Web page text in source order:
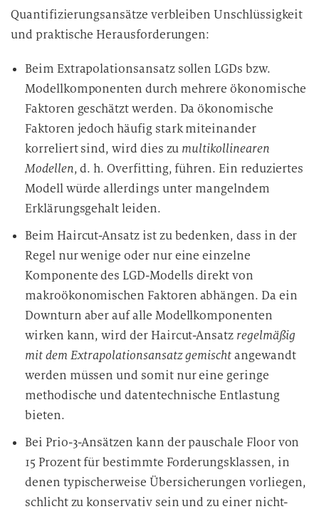
Quantifizierungsansätze verbleiben Unschlüssigkeit
und praktische Herausforderungen:
Beim Extrapolationsansatz sollen LGDs bzw.
Modellkomponenten durch mehrere ökonomische
Faktoren geschätzt werden. Da ökonomische
Faktoren jedoch häufig stark miteinander
korreliert sind, wird dies zu multikollinearen
Modellen, d. h. Overfitting, führen. Ein reduziertes
Modell würde allerdings unter mangelndem
Erklärungsgehalt leiden.
Beim Haircut-Ansatz ist zu bedenken, dass in der
Regel nur wenige oder nur eine einzelne
Komponente des LGD-Modells direkt von
makroökonomischen Faktoren abhängen. Da ein
Downturn aber auf alle Modellkomponenten
wirken kann, wird der Haircut-Ansatz regelmäßig
mit dem Extrapolationsansatz gemischtangewandt
werden müssen und somit nur eine geringe
methodische und datentechnische Entlastung
bieten.
Bei Prio-3-Ansätzen kann der pauschale Floor von
15 Prozent für bestimmte Forderungsklassen, in
denen typischerweise Übersicherungen vorliegen,
schlicht zu konservativ sein und zu einer nicht-